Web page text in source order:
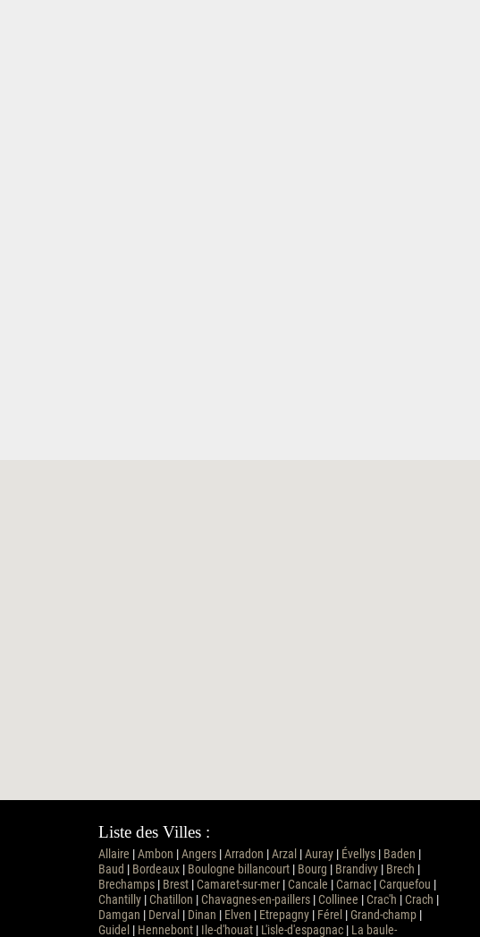
Liste des Villes :
Allaire |Ambon |Angers|Arradon |Arzal |Auray| Évellys| Baden |
Baud | Bordeaux| Boulogne billancourt| Bourg | Brandivy| Brech |
Brechamps| Brest|Camaret-sur-mer|Cancale |Carnac|Carquefou |
Chantilly|Chatillon |Chavagnes-en-paillers|Collinee |Crac'h |Crach |
Damgan | Derval | Dinan | Elven | Etrepagny| Férel |Grand-champ|
Guidel | Hennebont| Ile-d'houat| L'isle-d'espagnac| La baule-